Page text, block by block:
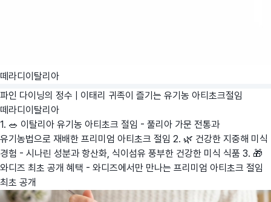
떼라디이탈리아
파인 다이닝의 정수 | 이태리 귀족이 즐기는 유기농 아티초크절임
떼라디이탈리아
1. 🥗 이탈리아 유기농 아티초크 절임 - 풀리아 가문 전통과
유기농법으로 재배한 프리미엄 아티초크 절임 2. 🌿 건강한 지중해 미식
경험 - 시나린 성분과 항산화, 식이섬유 풍부한 건강한 미식 식품 3. 🎁
와디즈 최초 공개 혜택 - 와디즈에서만 만나는 프리미엄 아티초크 절임
최초 공개